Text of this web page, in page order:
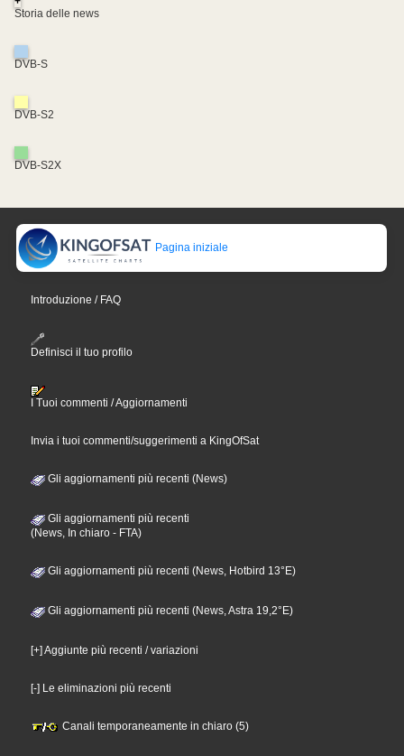
Storia delle news
DVB-S
DVB-S2
DVB-S2X
Pagina iniziale
Introduzione / FAQ
Definisci il tuo profilo
I Tuoi commenti / Aggiornamenti
Invia i tuoi commenti/suggerimenti a KingOfSat
Gli aggiornamenti più recenti (News)
Gli aggiornamenti più recenti
(News, In chiaro - FTA)
Gli aggiornamenti più recenti (News, Hotbird 13°E)
Gli aggiornamenti più recenti (News, Astra 19,2°E)
[+] Aggiunte più recenti / variazioni
[-] Le eliminazioni più recenti
Canali temporaneamente in chiaro (5)